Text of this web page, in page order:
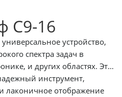
С9-16
универсальное устройство,
спектра задач в
и других областях. Это
инструмент,
лаконичное отображение